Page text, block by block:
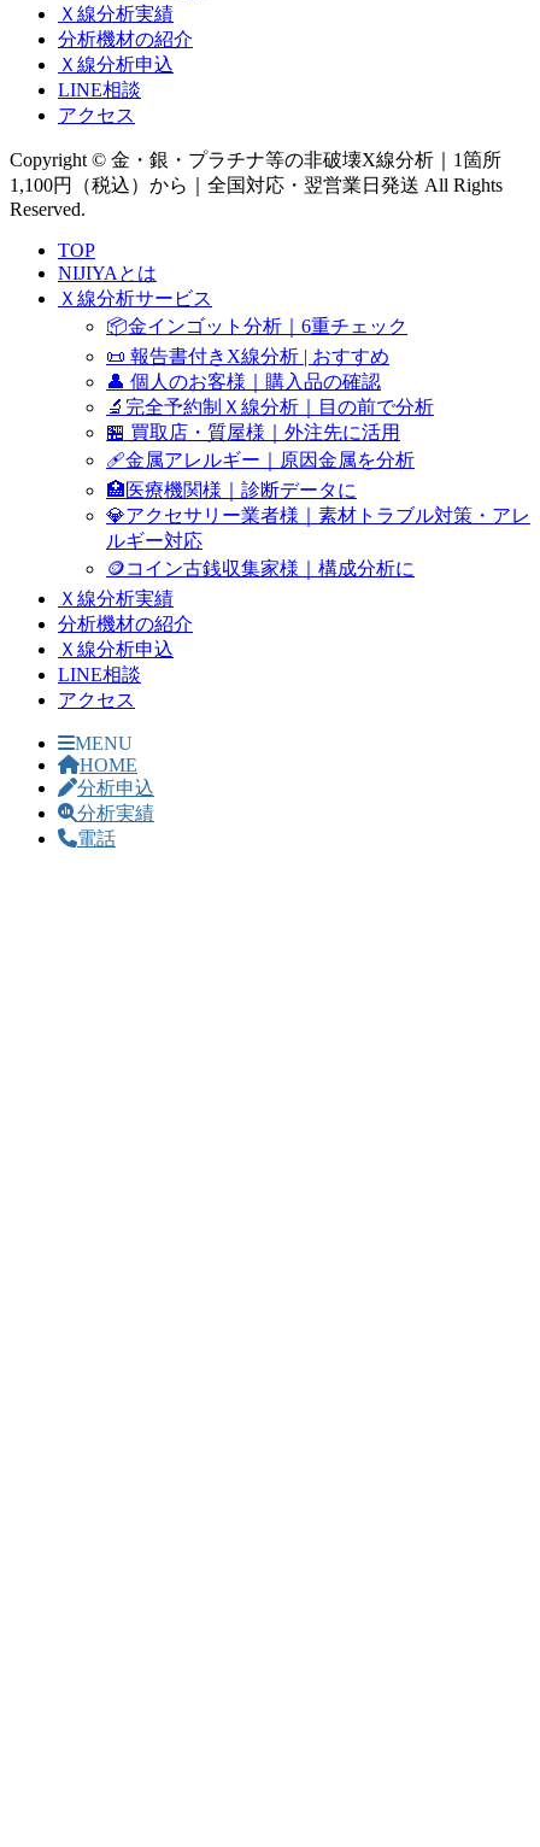
Ｘ線分析実績
分析機材の紹介
Ｘ線分析申込
LINE相談
アクセス
Copyright © 金・銀・プラチナ等の非破壊X線分析｜1箇所
1,100円（税込）から｜全国対応・翌営業日発送 All Rights
Reserved.
TOP
NIJIYAとは
Ｘ線分析サービス
📦金インゴット分析｜6重チェック
📜 報告書付きX線分析 | おすすめ
👤 個人のお客様｜購入品の確認
🔬完全予約制Ｘ線分析｜目の前で分析
🏪 買取店・質屋様｜外注先に活用
🩹金属アレルギー｜原因金属を分析
🏥医療機関様｜診断データに
💎アクセサリー業者様｜素材トラブル対策・アレ
ルギー対応
🪙コイン古銭収集家様｜構成分析に
Ｘ線分析実績
分析機材の紹介
Ｘ線分析申込
LINE相談
アクセス
MENU
HOME
分析申込
分析実績
電話